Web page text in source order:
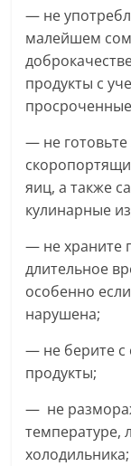
— не
малейшем
продукты с
— не
яиц, а также
кулинарные
— не храните
длительное
особенно
нарушена;
— не берите с
продукты;
— не
температуре,
холодильника;